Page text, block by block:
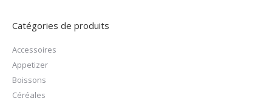
Catégories de produits
Accessoires
Appetizer
Boissons
Céréales